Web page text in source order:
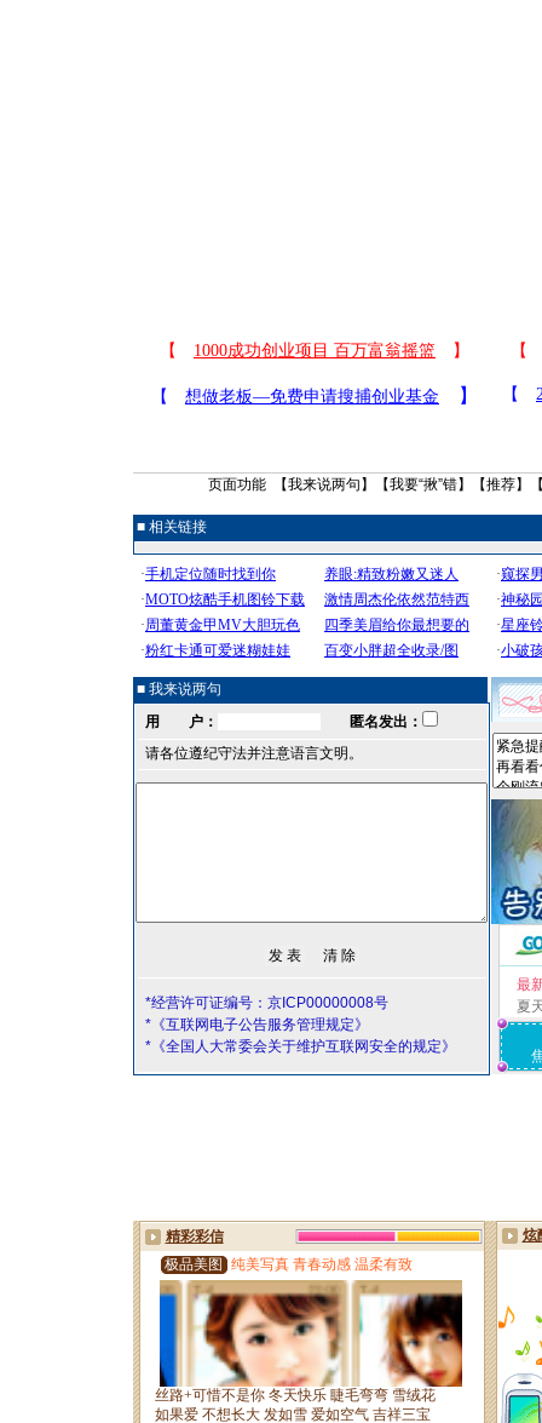
页面功能 【我来说两句 】【我要“揪”错】【推荐】
■ 相关链接
■ 我来说两句
用 户：
匿名发出：
请各位遵纪守法并注意语言文明。
*经营许可证编号：京ICP00000008号
*《互联网电子公告服务管理规定》
*《全国人大常委会关于维护互联网安全的规定》
最
夏